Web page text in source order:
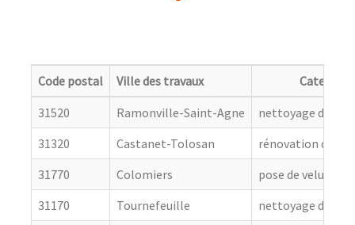
Code postal Ville des travaux
Categorie
31520
Ramonville-Saint-Agne
nettoyage de
31320
Castanet-Tolosan
rénovation de
31770
Colomiers
pose de velux
31170
Tournefeuille
nettoyage de